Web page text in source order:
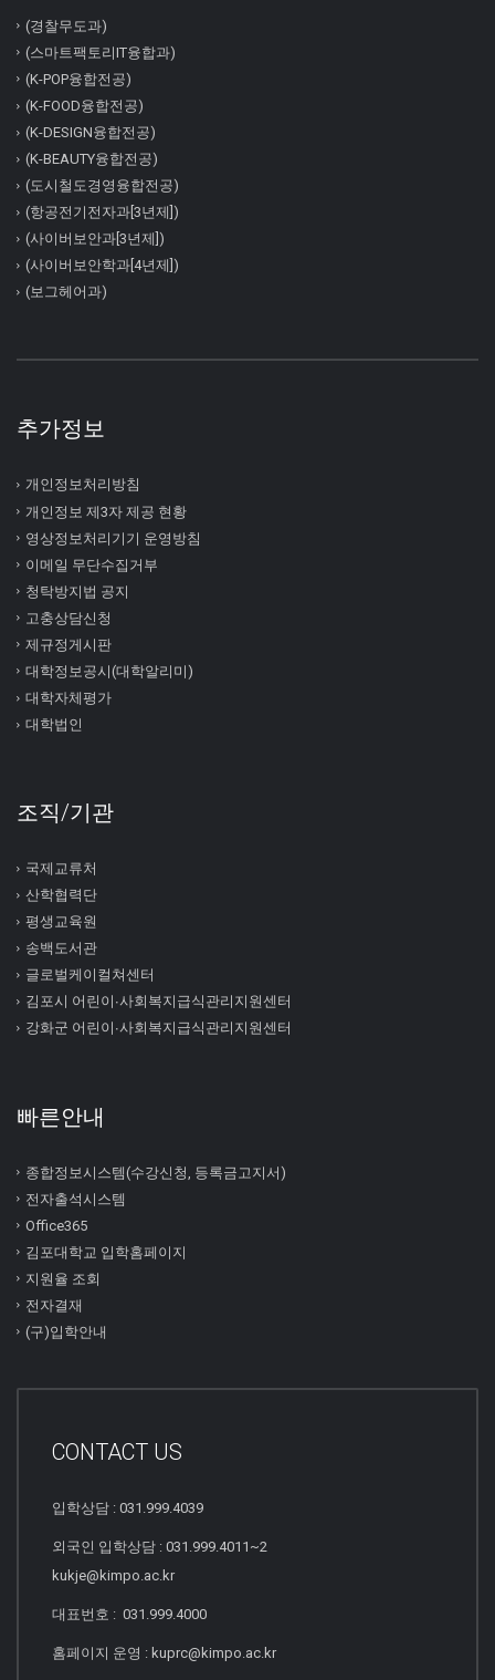
(경찰무도과)
(스마트팩토리IT융합과)
(K-POP융합전공)
(K-FOOD융합전공)
(K-DESIGN융합전공)
(K-BEAUTY융합전공)
(도시철도경영융합전공)
(항공전기전자과[3년제])
(사이버보안과[3년제])
(사이버보안학과[4년제])
(보그헤어과)
추가정보
개인정보처리방침
개인정보 제3자 제공 현황
영상정보처리기기 운영방침
이메일 무단수집거부
청탁방지법 공지
고충상담신청
제규정게시판
대학정보공시(대학알리미)
대학자체평가
대학법인
조직/기관
국제교류처
산학협력단
평생교육원
송백도서관
글로벌케이컬쳐센터
김포시 어린이∙사회복지급식관리지원센터
강화군 어린이∙사회복지급식관리지원센터
빠른안내
종합정보시스템(수강신청, 등록금고지서)
전자출석시스템
Office365
김포대학교 입학홈페이지
지원율 조회
전자결재
(구)입학안내
CONTACT US
입학상담 : 031.999.4039
외국인 입학상담 : 031.999.4011~2
kukje@kimpo.ac.kr
대표번호 : 031.999.4000
홈페이지 운영 : kuprc@kimpo.ac.kr